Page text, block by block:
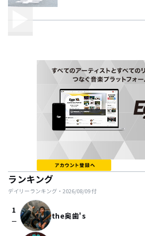
ランキング
デイリーランキング・ 2026/08/09付
1
check_indeterminate_small the奥歯's